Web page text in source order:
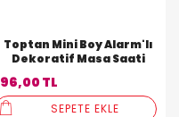
Toptan Mini Boy Alarm'lı
Dekoratif Masa Saati
96,00 TL
SEPETE EKLE